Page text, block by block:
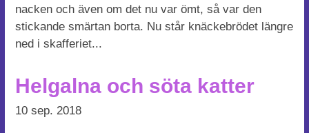
nacken och även om det nu var ömt, så var den
stickande smärtan borta. Nu står knäckebrödet längre
ned i skafferiet...
Helgalna och söta katter
10 sep. 2018